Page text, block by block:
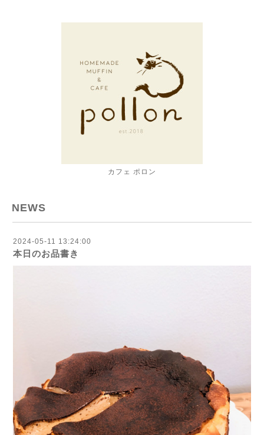
カフェ ポロン
NEWS
2024-05-11 13:24:00
本日のお品書き